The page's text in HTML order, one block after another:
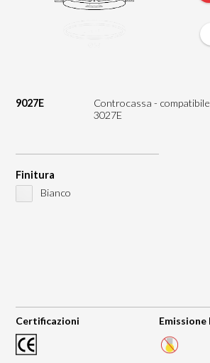
9027E
Controcassa -
3027E
Finitura
Bianco
Certificazioni Emissione